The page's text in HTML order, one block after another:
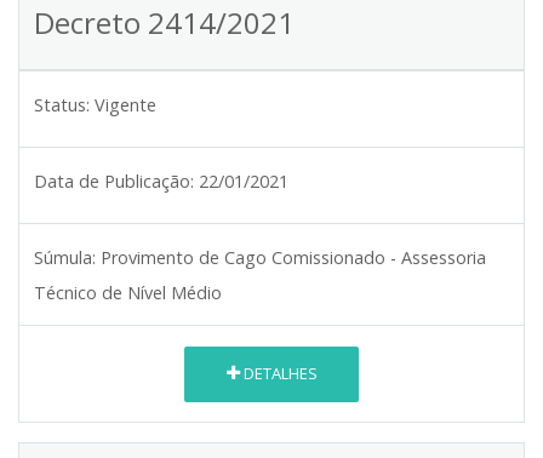
Decreto 2414/2021
Status: Vigente
Data de Publicação: 22/01/2021
Súmula: Provimento de Cago Comissionado - Assessoria
Técnico de Nível Médio
DETALHES